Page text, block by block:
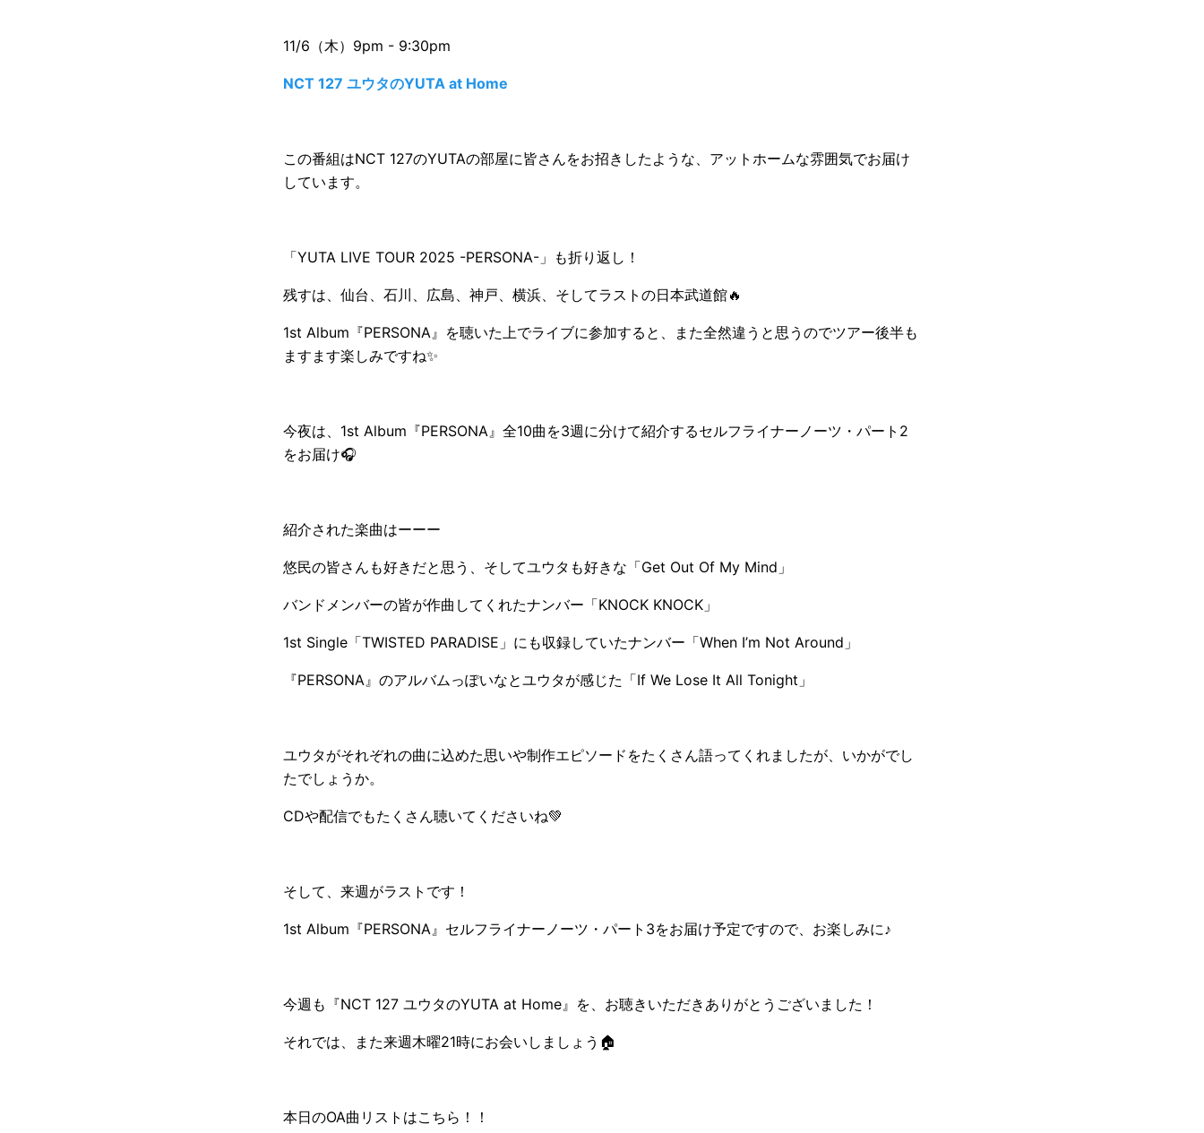
11/6（木）9pm - 9:30pm
NCT 127 ユウタのYUTA at Home
この番組はNCT 127のYUTAの部屋に皆さんをお招きしたような、アットホームな雰囲気でお届け
しています。
「YUTA LIVE TOUR 2025 -PERSONA-」も折り返し！
残すは、仙台、石川、広島、神戸、横浜、そしてラストの日本武道館🔥
1st Album『PERSONA』を聴いた上でライブに参加すると、また全然違うと思うのでツアー後半も
ますます楽しみですね✨
今夜は、1st Album『PERSONA』全10曲を3週に分けて紹介するセルフライナーノーツ・パート2
をお届け🎧
紹介された楽曲はーーー
悠民の皆さんも好きだと思う、そしてユウタも好きな「Get Out Of My Mind」
バンドメンバーの皆が作曲してくれたナンバー「KNOCK KNOCK」
1st Single「TWISTED PARADISE」にも収録していたナンバー「When I’m Not Around」
『PERSONA』のアルバムっぽいなとユウタが感じた「If We Lose It All Tonight」
ユウタがそれぞれの曲に込めた思いや制作エピソードをたくさん語ってくれましたが、いかがでし
たでしょうか。
CDや配信でもたくさん聴いてくださいね💚
そして、来週がラストです！
1st Album『PERSONA』セルフライナーノーツ・パート3をお届け予定ですので、お楽しみに♪
今週も『NCT 127 ユウタのYUTA at Home』を、お聴きいただきありがとうございました！
それでは、また来週木曜21時にお会いしましょう🏠
本日のOA曲リストはこちら！！